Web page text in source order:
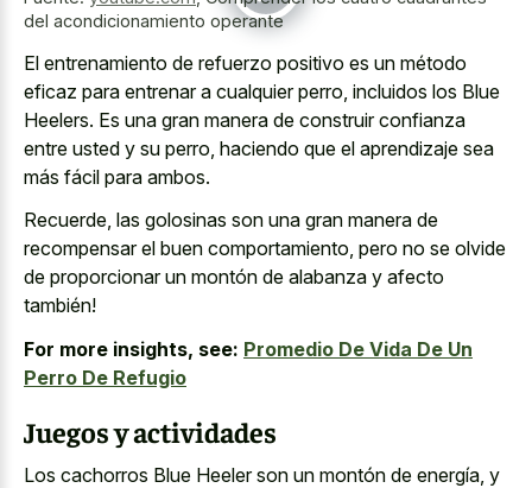
del acondicionamiento operante
El entrenamiento de refuerzo positivo es un método
eficaz para entrenar a cualquier perro, incluidos los Blue
Heelers. Es una gran manera de construir confianza
entre usted y su perro, haciendo que el aprendizaje sea
más fácil para ambos.
Recuerde, las golosinas son una gran manera de
recompensar el buen comportamiento, pero no se olvide
de proporcionar un montón de alabanza y afecto
también!
For more insights, see: Promedio De Vida De Un
Perro De Refugio
Juegos y actividades
Los cachorros Blue Heeler son un montón de energía, y